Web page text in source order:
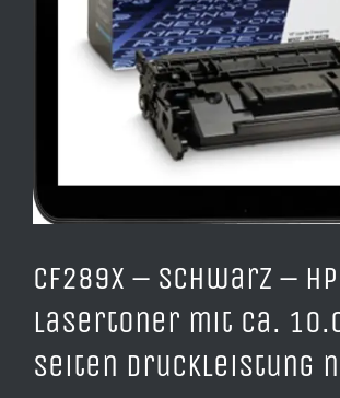
CF289X – schwarz – HP
Lasertoner mit ca.
Seiten Druckleistung